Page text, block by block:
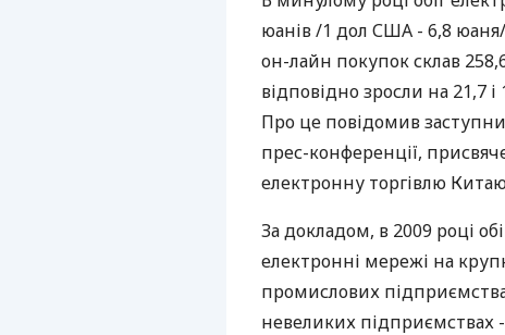
юанів /1 дол США - 6,8 юаня/,
он-лайн покупок склав
відповідно зросли на 21,7
Про це повідомив
прес-конференції,
електронну торгівлю
За докладом, в 2009 році
електронні мережі на
промислових
невеликих підприємствах